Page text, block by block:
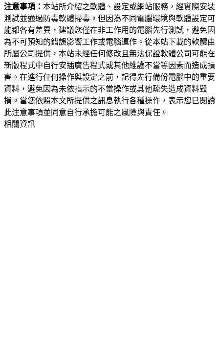
注意事項： 本站所介紹之軟體、設定或網站服務，經實際安裝
測試並通過防毒軟體掃毒。但因為不同電腦環境與軟體設定可
能都各有差異，建議您僅在非工作用的電腦先行測試，避免因
為不可預知的錯誤影響工作或電腦運作。從本站下載的軟體由
所屬公司提供，本站未經任何修改且無法保證軟體公司可能在
新版程式中自行安插廣告程式或其他維護不當等因素而造成損
害。在進行任何操作與設定之前，記得先行備份電腦中的重要
資料，避免因為未依指示的不當操作或其他疏失造成資料毀
損。當您依照本文所提供之訊息執行各種操作，表示您已閱讀
此注意事項並同意自行承擔可能之風險與責任。
相關資訊